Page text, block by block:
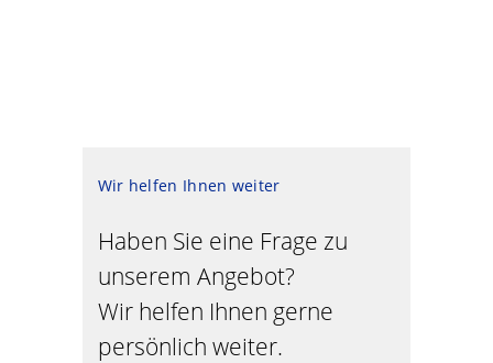
Wir helfen Ihnen weiter
Haben Sie eine Frage zu
unserem Angebot?
Wir helfen Ihnen gerne
persönlich weiter.